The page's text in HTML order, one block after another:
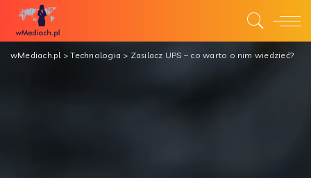
wMediach.pl>Technologia > Zasilacz UPS – co warto o nim wiedzieć?